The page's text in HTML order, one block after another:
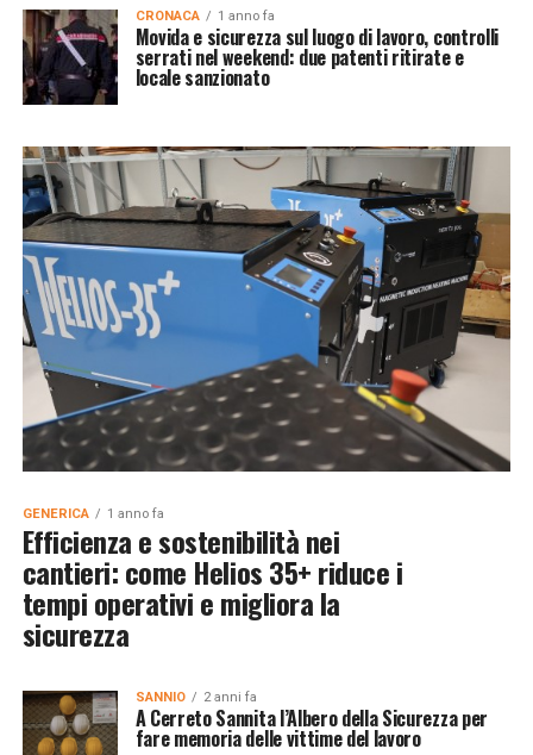
CRONACA 1 anno fa
Movida e sicurezza sul luogo di lavoro, controlli
serrati nel weekend: due patenti ritirate e
locale sanzionato
GENERICA 1 anno fa
Efficienza e sostenibilità nei
cantieri: come Helios 35+ riduce i
tempi operativi e migliora la
sicurezza
SANNIO 2 anni fa
A Cerreto Sannita l’Albero della Sicurezza per
fare memoria delle vittime del lavoro